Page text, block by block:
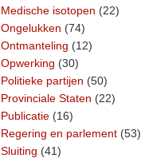
Medische isotopen (22)
Ongelukken (74)
Ontmanteling (12)
Opwerking (30)
Politieke partijen (50)
Provinciale Staten (22)
Publicatie (16)
Regering en parlement (53)
Sluiting (41)